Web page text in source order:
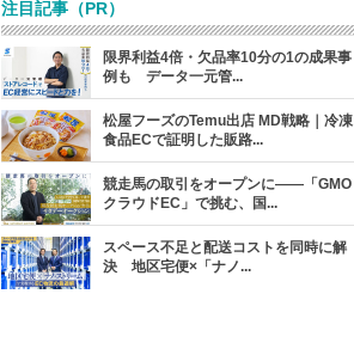
注目記事（PR）
限界利益4倍・欠品率10分の1の成果事
例も データ一元管...
松屋フーズのTemu出店 MD戦略｜冷凍
食品ECで証明した販路...
競走馬の取引をオープンに――「GMO
クラウドEC」で挑む、国...
スペース不足と配送コストを同時に解
決 地区宅便×「ナノ...